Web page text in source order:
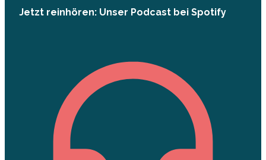
Jetzt reinhören: Unser Podcast bei Spotify